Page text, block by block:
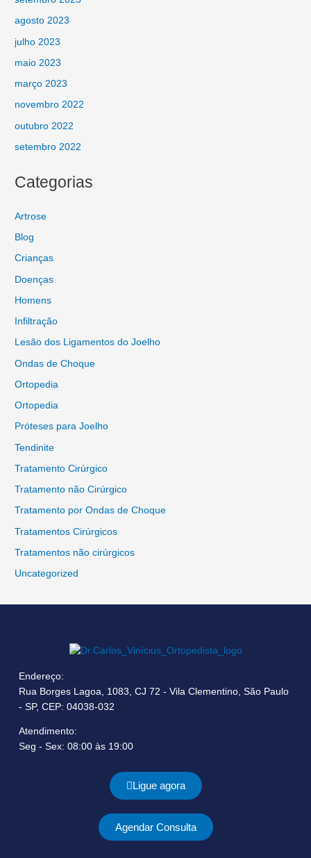
agosto 2023
julho 2023
maio 2023
março 2023
novembro 2022
outubro 2022
setembro 2022
Categorias
Artrose
Blog
Crianças
Doenças
Homens
Infiltração
Lesão dos Ligamentos do Joelho
Ondas de Choque
Ortopedia
Ortopedia
Próteses para Joelho
Tendinite
Tratamento Cirúrgico
Tratamento não Cirúrgico
Tratamento por Ondas de Choque
Tratamentos Cirúrgicos
Tratamentos não cirúrgicos
Uncategorized
Endereço:
Rua Borges Lagoa, 1083, CJ 72 - Vila Clementino, São Paulo
- SP, CEP: 04038-032
Atendimento:
Seg - Sex: 08:00 às 19:00
Ligue agora
Agendar Consulta